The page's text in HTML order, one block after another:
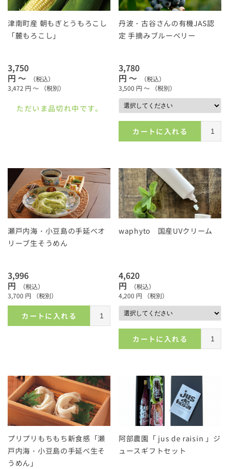
津南町産 朝もぎとうもろこし
「麓もろこし」
3,750
円 ～
（税込）
3,472 円 ～ （税別）
ただいま品切れ中です。
丹波・古谷さんの有機JAS認
定 手摘みブルーベリー
3,780
円 ～
（税込）
3,500 円 ～ （税別）
カートに入れる
瀬戸内海・小豆島の手延べオ
リーブ生そうめん
3,996
円
（税込）
3,700 円 （税別）
カートに入れる
waphyto 国産UVクリーム
4,620
円
（税込）
4,200 円 （税別）
カートに入れる
プリプリもちもち新食感「瀬
戸内海・小豆島の手延べ生そ
うめん」
阿部農園「 jus de raisin 」ジ
ュースギフトセット